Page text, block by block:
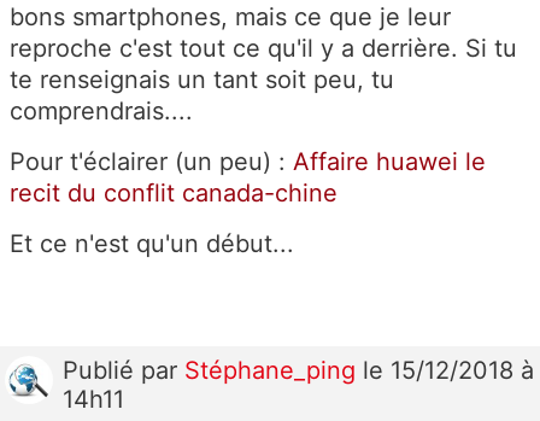
bons smartphones, mais ce que je leur
reproche c'est tout ce qu'il y a derrière. Si tu
te renseignais un tant soit peu, tu
comprendrais....
Pour t'éclairer (un peu) : Affaire huawei le
recit du conflit canada-chine
Et ce n'est qu'un début...
Publié par Stéphane_ping le 15/12/2018 à
14h11